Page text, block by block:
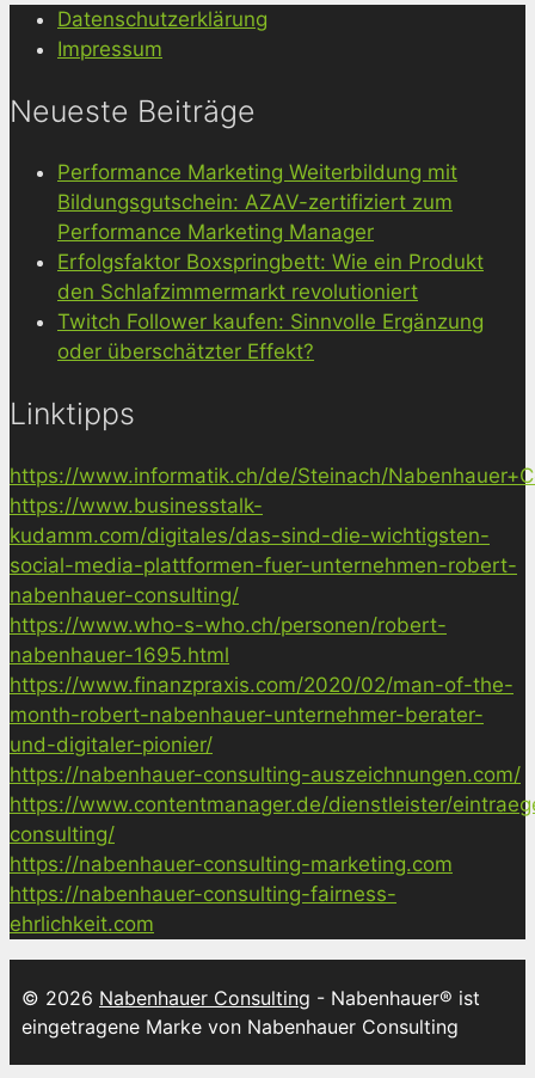
Datenschutzerklärung
Impressum
Neueste Beiträge
Performance Marketing Weiterbildung mit
Bildungsgutschein: AZAV-zertifiziert zum
Performance Marketing Manager
Erfolgsfaktor Boxspringbett: Wie ein Produkt
den Schlafzimmermarkt revolutioniert
Twitch Follower kaufen: Sinnvolle Ergänzung
oder überschätzter Effekt?
Linktipps
https://www.informatik.ch/de/Steinach/
https://www.businesstalk-
kudamm.com/digitales/das-sind-die-wichtigsten-
social-media-plattformen-fuer-unternehmen-robert-
nabenhauer-consulting/
https://www.who-s-who.ch/personen/robert-
nabenhauer-1695.html
https://www.finanzpraxis.com/2020/02/man-of-the-
month-robert-nabenhauer-unternehmer-berater-
und-digitaler-pionier/
https://nabenhauer-consulting-auszeichnungen.com/
https://www.contentmanager.de/dienstleister/
consulting/
https://nabenhauer-consulting-marketing.com
https://nabenhauer-consulting-fairness-
ehrlichkeit.com
© 2026 Nabenhauer Consulting - Nabenhauer® ist
eingetragene Marke von Nabenhauer Consulting